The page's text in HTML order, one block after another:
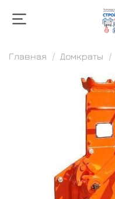
Главная Домкраты